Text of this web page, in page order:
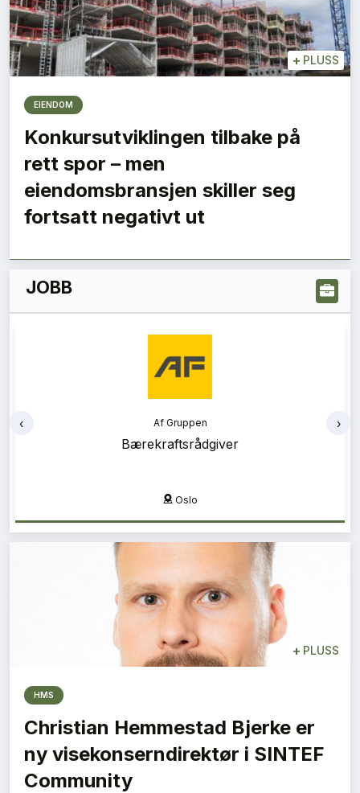
+ PLUSS
EIENDOM
Konkursutviklingen tilbake på
rett spor – men
eiendomsbransjen skiller seg
fortsatt negativt ut
JOBB
Rambøll
Energi og bygningsfysikkrådgiver
Kristiansand
‹ ›
+ PLUSS
HMS
Christian Hemmestad Bjerke er
ny visekonserndirektør i SINTEF
Community